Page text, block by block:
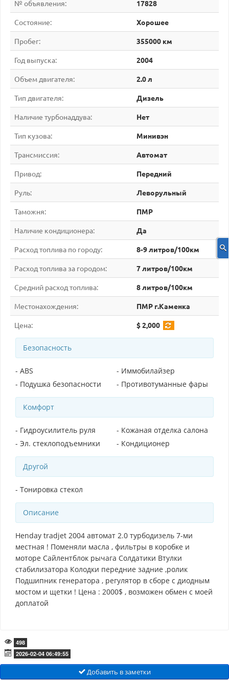
№ объявления: 17828
Состояние: Хорошее
Пробег: 355000 км
Год выпуска: 2004
Объем двигателя: 2.0 л
Тип двигателя: Дизель
Наличие турбонаддува: Нет
Тип кузова: Минивэн
Трансмиссия: Автомат
Привод: Передний
Руль: Леворульный
Таможня: ПМР
Наличие кондиционера: Да
Расход топлива по городу: 8-9 литров/100км
Расход топлива за городом: 7 литров/100км
Средний расход топлива: 8 литров/100км
Местонахождения: ПМР г.Каменка
Цена: $ 2,000
Безопасность
- ABS
- Иммобилайзер
- Подушка безопасности
- Противотуманные фары
Комфорт
- Гидроусилитель руля
- Кожаная отделка салона
- Эл. стеклоподъемники
- Кондиционер
Другой
- Тонировка стекол
Описание
Henday tradjet 2004 автомат 2.0 турбодизель 7-ми
местная ! Поменяли масла , фильтры в коробке и
моторе Сайлентблок рычага Солдатики Втулки
стабилизатора Колодки передние задние ,ролик
Подшипник генератора , регулятор в сборе с диодным
мостом и щетки ! Цена : 2000$ , возможен обмен с моей
доплатой
498
2026-02-04 06:49:55
Добавить в заметки